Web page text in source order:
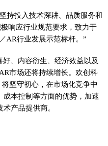
持投入技术深耕、品质服务和
响应行业规范要求，致力于
AR行业发展示范标杆。”
、内容衍生、经济效益以及
市场还将持续增长。欢创科
坚守初心，在市场化竞争中
本控制等方面的优势，加速
产品提供商。